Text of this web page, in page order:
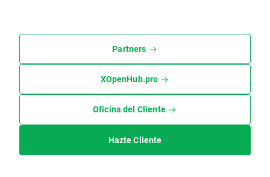
Partners
XOpenHub.pro
Oficina del Cliente
Hazte Cliente